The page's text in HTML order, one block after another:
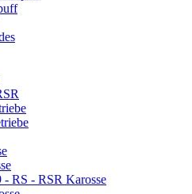
- RS - RSR Karosse